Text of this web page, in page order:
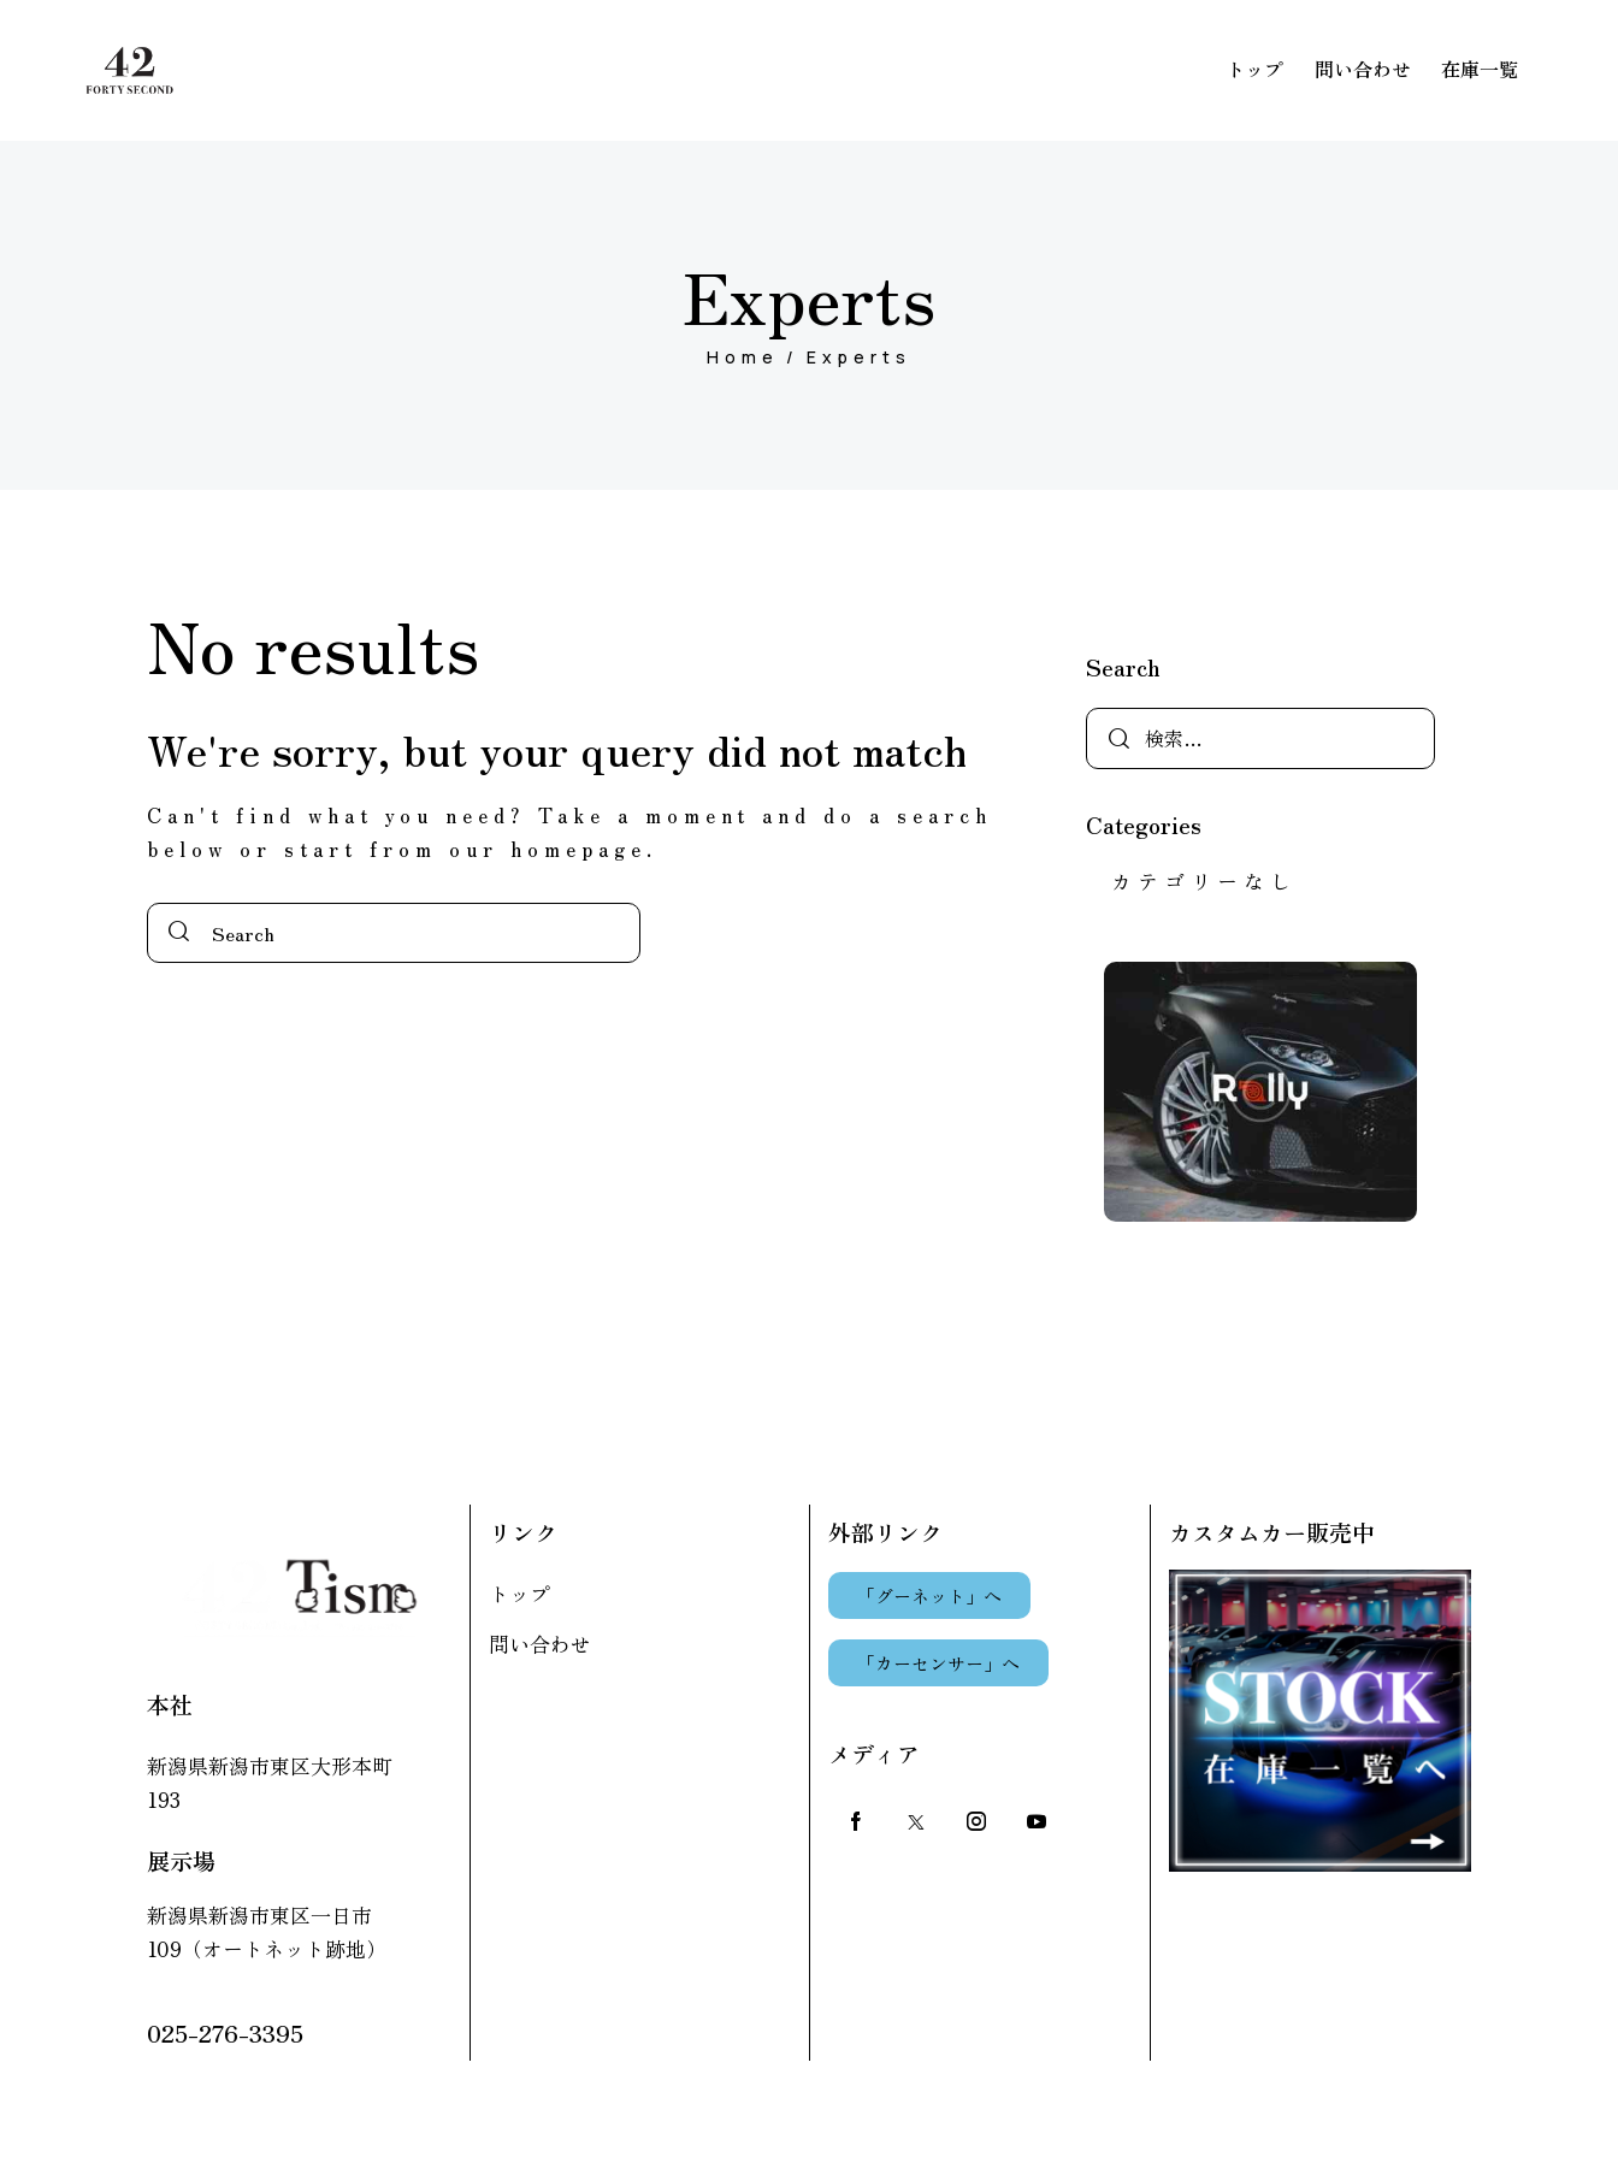
トップ 問い合わせ 在庫一覧
Experts
Home Experts
No results
We're sorry, but your query did not match
Can't find what you need? Take a moment and do a search
below or start from our homepage .
Search
Categories
カテゴリーなし
本社
新潟県新潟市東区大形本町
193
展示場
新潟県新潟市東区一日市
109（オートネット跡地）
025-276-3395
リンク
トップ
問い合わせ
外部リンク
「グーネット」へ
「カーセンサー」へ
メディア
カスタムカー販売中